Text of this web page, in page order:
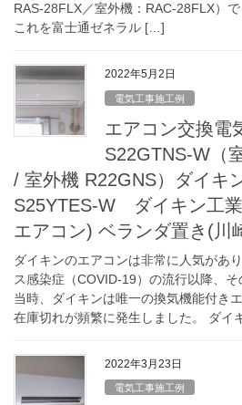
RAS-28FLX／室外機：RAC-28FLX）で
これを富士通ゼネラル […]
2022年5月2日
電気工事施工例
エアコン交換電
S22GTNS-W（
/ 室外機 R22GNS）ダイキ
S25YTES-W ダイキン工
エアコン) ベランダ置き(川
ダイキンのエアコンは非常に人気があ
ス感染症（COVID-19）の流行以降、そ
当時、ダイキンは唯一の換気機能付き
在庫切れが頻繁に発生しました。 ダイ
2022年3月23日
電気工事施工例